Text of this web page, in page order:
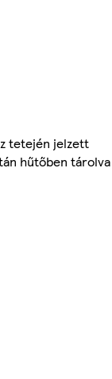
tetején jelzett
hűtőben tárolva